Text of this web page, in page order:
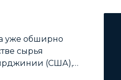
уже обширно
сырья
(США),